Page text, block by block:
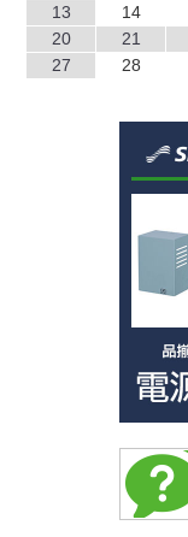
13
14
20
21
27
28